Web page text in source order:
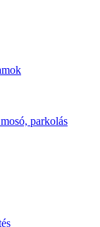
parkolás